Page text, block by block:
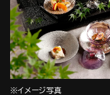
※イメージ写真